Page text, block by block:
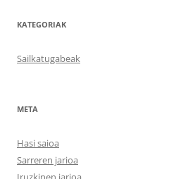
KATEGORIAK
Sailkatugabeak
META
Hasi saioa
Sarreren jarioa